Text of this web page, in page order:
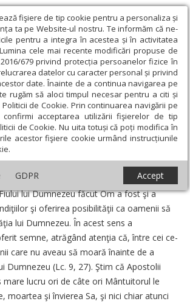
fişiere de tip cookie pentru a personaliza și
ta pe Website-ul nostru. Te informăm că ne-
pentru a integra în acestea și în activitatea
cele mai recente modificări propuse de
2016/679 privind protecția persoanelor fizice în
datelor cu caracter personal și privind
date. Înainte de a continua navigarea pe
rugăm să aloci timpul necesar pentru a citi și
de Cookie. Prin continuarea navigării pe
confirmi acceptarea utilizării fişierelor de tip
de Cookie. Nu uita totuși că poți modifica în
acestor fişiere cookie urmând instrucțiunile
GDPR Accept
› Repere și idei › Învierea Domnului -
- biruinţă smerită
Dr. Vasile Răducă -23 Aprilie 2011
lui Dumnezeu făcut Om a fost şi a
şi oferirea posibilităţii ca oamenii să
lui Dumnezeu. În acest sens a
semne, atrăgând atenţia că, între cei ce-
care nu aveau să moară înainte de a
Dumnezeu (Lc. 9, 27). Ştim că Apostolii
mare lucru ori de câte ori Mântuitorul le
moartea şi învierea Sa, şi nici chiar atunci